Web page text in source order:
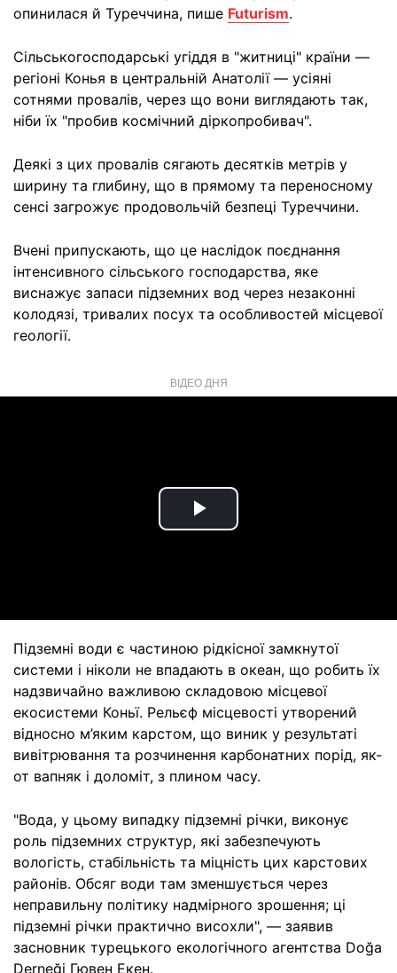
опинилася й Туреччина, пише Futurism.
Сільськогосподарські угіддя в "житниці" країни —
регіоні Конья в центральній Анатолії — усіяні
сотнями провалів, через що вони виглядають так,
ніби їх "пробив космічний діркопробивач".
Деякі з цих провалів сягають десятків метрів у
ширину та глибину, що в прямому та переносному
сенсі загрожує продовольчій безпеці Туреччини.
Вчені припускають, що це наслідок поєднання
інтенсивного сільського господарства, яке
виснажує запаси підземних вод через незаконні
колодязі, тривалих посух та особливостей місцевої
геології.
ВІДЕО ДНЯ
Play
Підземні води є частиною рідкісної замкнутої
системи і ніколи не впадають в океан, що робить їх
надзвичайно важливою складовою місцевої
екосистеми Коньї. Рельєф місцевості утворений
відносно м’яким карстом, що виник у результаті
вивітрювання та розчинення карбонатних порід, як-
от вапняк і доломіт, з плином часу.
"Вода, у цьому випадку підземні річки, виконує
роль підземних структур, які забезпечують
вологість, стабільність та міцність цих карстових
районів. Обсяг води там зменшується через
неправильну політику надмірного зрошення; ці
підземні річки практично висохли", — заявив
засновник турецького екологічного агентства Doğa
Derneği Гювен Екен.